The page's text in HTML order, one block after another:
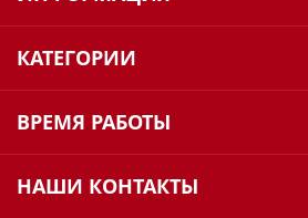
КАТЕГОРИИ
ВРЕМЯ РАБОТЫ
НАШИ КОНТАКТЫ